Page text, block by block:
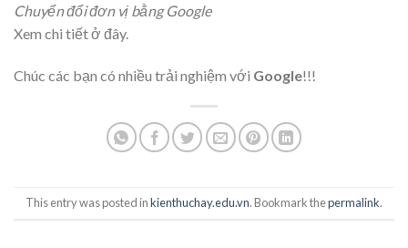
Chuyển đổi đơn vị bằng Google
Xem chi tiết ở đây.
Chúc các bạn có nhiều trải nghiệm với Google!!!
This entry was posted inkienthuchay.edu.vn. Bookmark thepermalink.